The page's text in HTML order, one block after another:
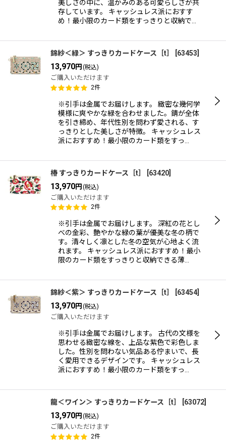
美しさの中に、温かみのある可愛らしさが共
存しています。 キャッシュレス派におすす
め！最小限のカード類をすっきりと収納で…
錦紗＜緑＞ すっきりカードケース［t］ 63453
13,970円 (税込)
ご購入いただけます
2件
※引手は金属でお届けします。 緻密な幾何学
模様に爽やかな緑を合わせました。錆が全体
を引き締め、年代性別を問わず愛される、す
っきりとした美しさが特徴。 キャッシュレス
派におすすめ！最小限のカード類をすっ…
椿 すっきりカードケース［t］ [63420]
13,970円(税込)
ご購入いただけます
2件
※引手は金属でお届けします。 深紅の花とし
べの金彩、艶やかな緑の葉が優美な冬の柄で
す。清々しく凛とした冬の空気が心地よく流
れます。 キャッシュレス派におすすめ！最小
限のカード類をすっきりと収納できる薄…
錦紗＜紫＞ すっきりカードケース［t］ 63454
13,970円 (税込)
ご購入いただけます
※引手は金属でお届けします。 古代の文様を
思わせる緻密な線を、上品な紫色で彩色しま
した。性別を問わない気品ある佇まいで、長
く愛用できるデザインです。 キャッシュレス
派におすすめ！最小限のカード類をすっ…
龍＜ワイン＞ すっきりカードケース［t］ 63072
13,970円 (税込)
ご購入いただけます
2件